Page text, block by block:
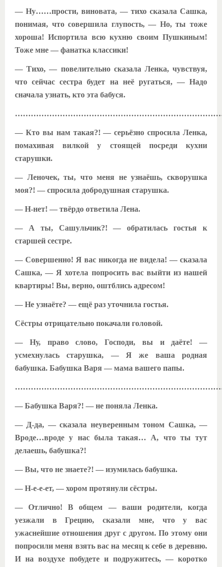
— Ну……прости, виновата, — тихо сказала Сашка,
понимая, что совершила глупость, — Но, ты тоже
хороша! Испортила всю кухню своим Пушкиным!
Тоже мне — фанатка классики!
— Тихо, — повелительно сказала Ленка, чувствуя,
что сейчас сестра будет на неё ругаться, — Надо
сначала узнать, кто эта бабуся.
— Кто вы нам такая?! — серьёзно спросила Ленка,
помахивая вилкой у стоящей посреди кухни
старушки.
— Леночек, ты, что меня не узнаёшь, скворушка
моя?! — спросила добродушная старушка.
— Н-нет! — твёрдо ответила Лена.
— А ты, Сашульчик?! — обратилась гостья к
старшей сестре.
— Совершенно! Я вас никогда не видела! — сказала
Сашка, — Я хотела попросить вас выйти из нашей
квартиры! Вы, верно, оштблись адресом!
— Не узнаёте? — ещё раз уточнила гостья.
Сёстры отрицательно покачали головой.
— Ну, право слово, Господи, вы и даёте! —
усмехнулась старушка, — Я же ваша родная
бабушка. Бабушка Варя — мама вашего папы.
— Бабушка Варя?! — не поняла Ленка.
— Д-да, — сказала неуверенным тоном Сашка, —
Вроде…вроде у нас была такая… А, что ты тут
делаешь, бабушка?!
— Вы, что не знаете?! — изумилась бабушка.
— Н-е-е-ет, — хором протянули сёстры.
— Отлично! В общем — ваши родители, когда
уезжали в Грецию, сказали мне, что у вас
ужаснейшие отношения друг с другом. По этому они
попросили меня взять вас на месяц к себе в деревню.
И на воздухе побудете и подружитесь, — коротко